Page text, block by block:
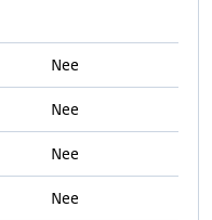
Nee
Nee
Nee
Nee